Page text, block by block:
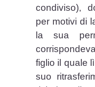
condiviso),
per motivi di
la sua
figlio il quale
suo